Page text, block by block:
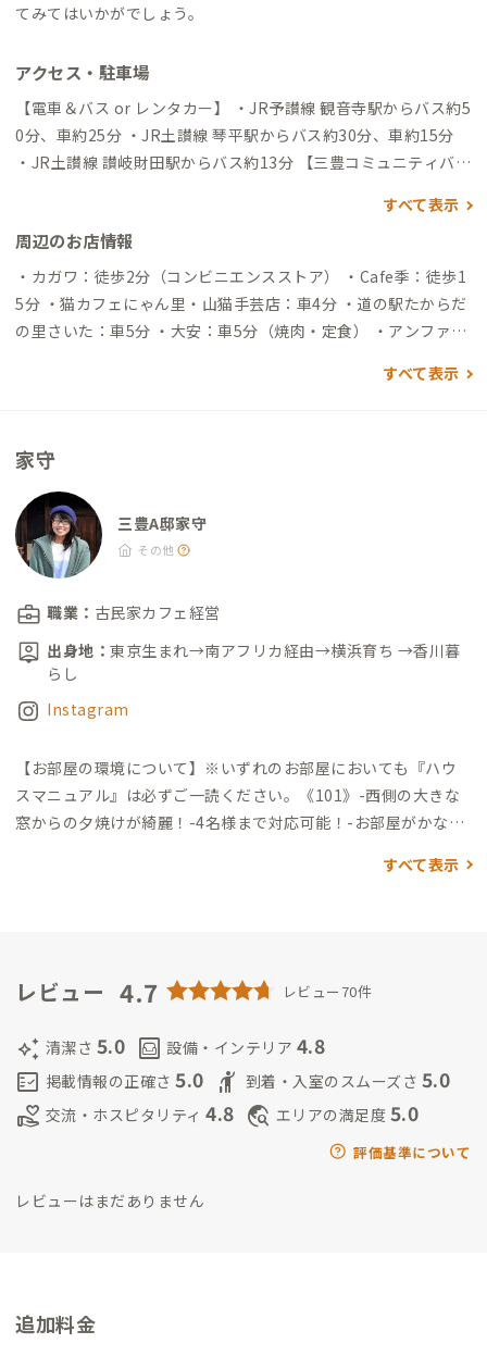
てみてはいかがでしょう。
アクセス・駐車場
【電車＆バス or レンタカー】 ・JR予讃線 観音寺駅からバス約5
0分、車約25分 ・JR土讃線 琴平駅からバス約30分、車約15分
・JR土讃線 讃岐財田駅からバス約13分 【三豊コミュニティバ
琴平 1時間1本 ※日曜祝日はコミュニティーバスは運休となり
ます。ご注意ください。 ・JR予讃線 観音寺駅からバスorレンタ
カー ・三豊コミュニティバス 財田観音寺線 黒川行（バス約50
分） バス停 「観音寺駅」→バス停「森（香川県）」下車徒歩
3分 ・トヨタレンタリース観音寺店（店から車約25分） ・JR土
観音寺線 観音寺駅行（バス約30分） バス停 「琴平駅前」→バ
車約15分） ・JR土讃線 讃岐財田駅からバス ・三豊コミュニテ
ィバス 財田観音寺線 観音寺駅行（バス約13分） バス停 「財
田駅」→バス停「森（香川県）」下車徒歩3分 【車】 ・高松空
港から約40分
すべて表示
周辺のお店情報
・カガワ：徒歩2分（コンビニエンスストア） ・Cafe季：徒歩1
5分 ・猫カフェにゃん里・山猫手芸店：車4分 ・道の駅たからだ
の里さいた：車5分 ・大安：車5分（焼肉・定食） ・アンファー
居酒屋） ・山里庵：車5分（おそば屋、木曜はランチ、かけそば
すべて表示
家守
三豊A邸家守
その他
職業： 古民家カフェ経営
出身地： 東京生まれ→南アフリカ経由→横浜育ち →香川暮
らし
Instagram
【お部屋の環境について】 ※いずれのお部屋においても『ハウ
スマニュアル』は必ずご一読ください。
《101》 -西側の大きな
窓からの夕焼けが綺麗！ -4名様まで対応可能！ -お部屋がかなり
-南と東向きに窓がある
を経て2021年、念願の古民家カフェ「Cafe季(とき)」をオープ
ss会員さんとの交流を楽しみにしている地域住民が待ってま
す！
（皆さんシャイなので挨拶をきっかけに話しかけてみてく
ださい✩） *目立って何か素晴らしい観光がある地域ではありま
せんが、日々の山の風景が変化する様やパステルカラーの夕焼
け、新鮮な野菜や果物に魚、野生の犬・サル・キジ（※きびだん
どなど。 ゆるりとした里山暮らしでのんびりとお休みされていき
前にメッセージ欄にてご連絡いただければ可能な限りお時間合
わせたいと思います！遠慮なく御連絡ください！
すべて表示
レビュー 4.7 レビュー70件
auto_awesome 清潔さ 5.0 living 設備・インテリア 4.8
fact_check 掲載情報の正確さ 5.0 hail 到着・入室のスムーズさ 5.0
volunteer_activism 交流・ホスピタリティ 4.8 travel_explore エリアの満足度 5.0
評価基準について
レビューはまだありません
追加料金